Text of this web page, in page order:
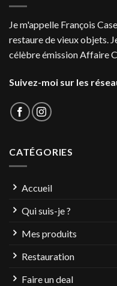
Je m'appelle François
restaure de vieux objets.
célèbre émission Affaire
Suivez-moi sur les
CATÉGORIES
Accueil
Qui suis-je ?
Mes produits
Restauration
Faire un deal